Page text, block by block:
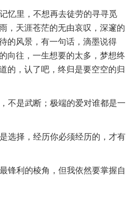
忆里，不想再去徒劳的寻寻觅
，天涯苍茫的无由哀叹，深邃的
的风景，有一句话，滴墨说得
向往，一生想要的太多，梦想终
的，认了吧，终归是要空空的归
不是武断；极端的爱对谁都是一
选择，经历你必须经历的，才有
锋利的棱角，但我依然要掌握自